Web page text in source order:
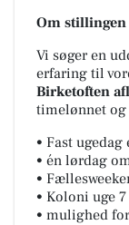
Om stillingen
Vi søger en
erfaring til
Birketoften
timelønnet
• Fast
• én lørdag
•
• Koloni uge
• mulighed